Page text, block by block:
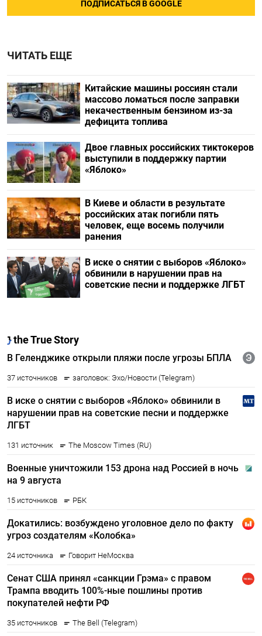
ПОДПИСАТЬСЯ В GOOGLE
ЧИТАТЬ ЕЩЕ
Китайские машины россиян стали
массово ломаться после заправки
некачественным бензином из-за
дефицита топлива
Двое главных российских тиктокеров
выступили в поддержку партии
«Яблоко»
В Киеве и области в результате
российских атак погибли пять
человек, еще восемь получили
ранения
В иске о снятии с выборов «Яблоко»
обвинили в нарушении прав на
советские песни и поддержке ЛГБТ